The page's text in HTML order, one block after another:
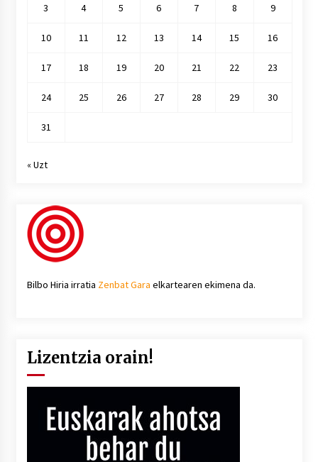
3 4 5 6 7 8 9
10 11 12 13 14 15 16
17 18 19 20 21 22 23
24 25 26 27 28 29 30
31
« Uzt
Bilbo Hiria irratia Zenbat Gara elkartearen ekimena da.
Lizentzia orain!